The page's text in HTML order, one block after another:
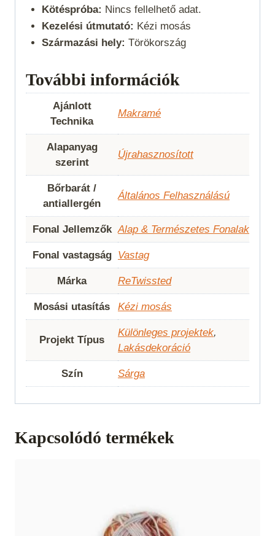
Kötéspróba: Nincs fellelhető adat.
Kezelési útmutató: Kézi mosás
Származási hely: Törökország
További információk
Ajánlott
Technika
Makramé
Alapanyag
szerint
Újrahasznosított
Bőrbarát /
antiallergén
Általános Felhasználású
Fonal Jellemzők Alap & Természetes Fonalak
Fonal vastagság Vastag
Márka ReTwissted
Mosási utasítás Kézi mosás
Projekt Típus
Különleges projektek,
Lakásdekoráció
Szín Sárga
Kapcsolódó termékek